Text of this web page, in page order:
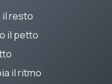
il resto
il petto
il ritmo